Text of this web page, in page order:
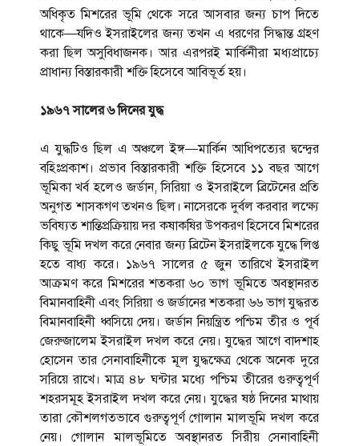
অধিকৃত মিশরের ভূমি থেকে সরে আসবার জন্য চাপ দিতে
থাকে—যদিও ইসরাইলের জন্য তখন এ ধরণের সিদ্ধান্ত গ্রহণ
করা ছিল অসুবিধাজনক। আর এরপরই মার্কিনীরা মধ্যপ্রাচ্যে
প্রাধান্য বিস্তারকারী শক্তি হিসেবে আবিভূর্ত হয়।
১৯৬৭ সালের ৬ দিনের যুদ্ধ
এ যুদ্ধটিও ছিল এ অঞ্চলে ইঙ্গ—মার্কিন আধিপত্যের দ্বন্দ্বের
বহিঃপ্রকাশ। প্রভাব বিস্তারকারী শক্তি হিসেবে ১১ বছর আগে
ভূমিকা খর্ব হলেও জর্ডান, সিরিয়া ও ইসরাইলে ব্রিটেনের প্রতি
অনুগত শাসকগণ তখনও ছিল। নাসেরকে দুর্বল করবার লক্ষ্যে
ভবিষ্যত শান্তিপ্রক্রিয়ায় দর কষাকষির উপকরণ হিসেবে মিশরের
কিছু ভূমি দখল করে নেবার জন্য ব্রিটেন ইসরাইলকে যুদ্ধে লিপ্ত
হতে বাধ্য করে। ১৯৬৭ সালের ৫ জুন তারিখে ইসরাইল
আক্রমণ করে মিশরের শতকরা ৬০ ভাগ ভূমিতে অবস্থানরত
বিমানবাহিনী এবং সিরিয়া ও জর্ডানের শতকরা ৬৬ ভাগ যুদ্ধরত
বিমানবাহিনী ধ্বসিয়ে দেয়। জর্ডান নিয়ন্ত্রিত পশ্চিম তীর ও পূর্ব
জেরুজালেম ইসরাইল দখল করে নেয়। যুদ্ধের আগে বাদশাহ
হোসেন তার সেনাবাহিনীকে মূল যুদ্ধক্ষেত্র থেকে অনেক দুরে
সরিয়ে রাখে। মাত্র ৪৮ ঘন্টার মধ্যে পশ্চিম তীরের গুরুত্বপূর্ণ
শহরসমূহ ইসরাইল দখল করে নেয়। যুদ্ধের ষষ্ঠ দিনের মাথায়
তারা কৌশলগতভাবে গুরুত্বপূর্ণ গোলান মালভূমি দখল করে
নেয়। গোলান মালভূমিতে অবস্থানরত সিরীয় সেনাবাহিনী